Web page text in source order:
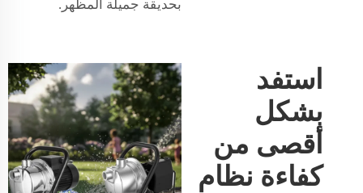
بحديقة جميلة المظهر.
استفد
بشكل
أقصى من
كفاءة نظام